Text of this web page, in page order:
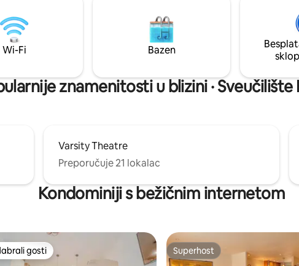
kuhinju, privatnu terasu i Wi-Fi.
prekrasne izlete u obližnji
UC Davis i lokalnu tržnicu
jabuke! cvijeće! sir! jabukovača!).
ugodnu toplinu na otvorenom.
Wi-Fi Bazen
znamenitosti u blizini · Sveučilište
Varsity Theatre
Preporučuje 21 lokalac
Kondominiji s bežičnim internetom
gosti
gosti Superhost
Superhost